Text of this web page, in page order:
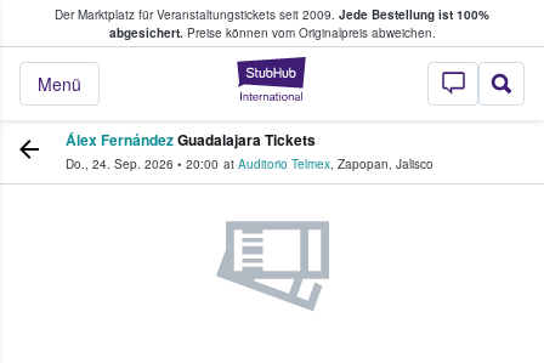
Der Marktplatz für Veranstaltungstickets seit 2009. Jede Bestellung ist 100%
abgesichert.Preise können vom Originalpreis abweichen.
StubHub - Wo
Menü
Tickets kaufen & verkaufen
Álex FernándezGuadalajara Tickets
Do., 24. Sep. 2026 • 20:00 at Auditorio Telmex, Zapopan, Jalisco